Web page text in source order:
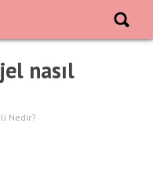
nasıl
Nedir?